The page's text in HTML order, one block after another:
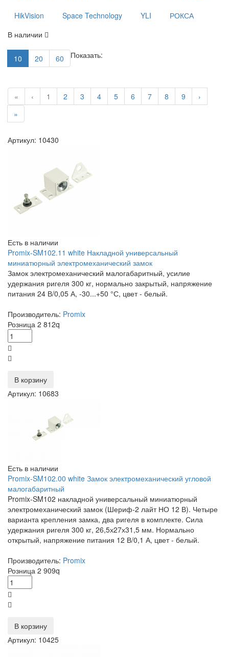
HikVision Space Technology YLI
РОКСА
В наличии
Показать:
10 20 60
« ‹ 1 2 3 4 5 6 7 8 9
›
»
Артикул: 10430
Есть в наличии
Promix-SM102.11 white Накладной универсальный
миниатюрный электромеханический замок
Замок электромеханический малогабаритный, усилие
удержания ригеля 300 кг, нормально закрытый, напряжение
питания 24 В/0,05 А, -30...+50 °С, цвет - белый.
Производитель: Promix
Розница 2 812q
В корзину
Артикул: 10683
Есть в наличии
Promix-SM102.00 white Замок электромеханический угловой
малогабаритный
Promix-SM102 накладной универсальный миниатюрный
электромеханический замок (Шериф-2 лайт НО 12 В). Четыре
варианта крепления замка, два ригеля в комплекте. Сила
удержания ригеля 300 кг, 26,5х27х31,5 мм. Нормально
открытый, напряжение питания 12 В/0,1 А, цвет - белый.
Производитель: Promix
Розница 2 909q
В корзину
Артикул: 10425